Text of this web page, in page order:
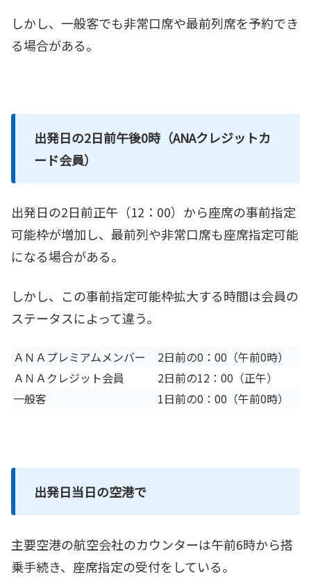
しかし、一般客でも非常口席や最前列席を予約でき
る場合がある。
出発日の2日前午後0時（ANAクレジットカ
ード会員）
出発日の2日前正午（12：00）から座席の事前指定
可能枠が増加し、最前列や非常口席も座席指定可能
になる場合がある。
しかし、この事前指定可能枠拡大する時間は会員の
ステータスによって違う。
ＡＮＡプレミアムメンバー
2日前の0：00（午前0時）
ＡＮＡクレジット会員
2日前の12：00（正午）
一般客
1日前の0：00（午前0時）
出発日当日の空港で
主要空港の航空会社のカウンターは午前6時から搭
乗手続き、座席指定の受付をしている。